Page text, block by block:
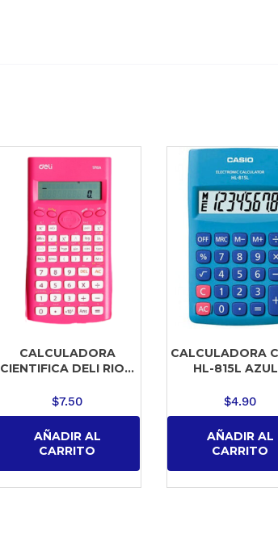
CALCULADORA
CIENTIFICA DELI RIO...
$7.50
AÑADIR AL
CARRITO
CALCULADORA
HL-815L
$4.90
AÑADIR AL
CARRITO